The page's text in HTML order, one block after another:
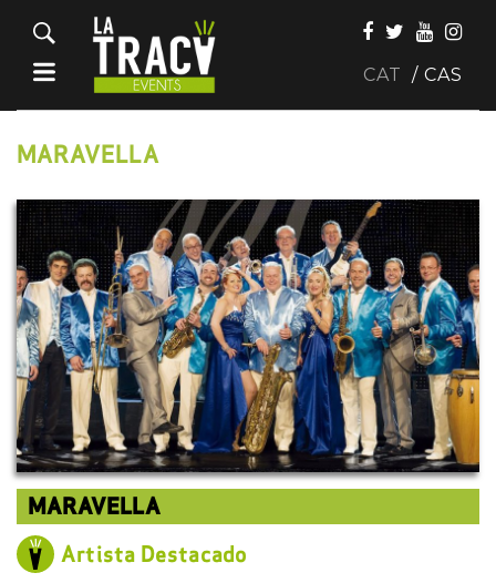
CAT CAS
MARAVELLA
MARAVELLA
Artista Destacado